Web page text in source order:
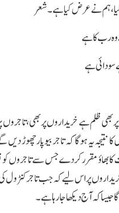
نے عرض کیا ہے۔شعر
رب کا ہے
ہے
پر بھی ظلم ہے خریداروں پر
یہ ہوگا کہ تاجر بیوپار
مقررکردے جس سے تاجروں کو
پر اس لیے کہ جب تاجر
آج دیکھا جارہا ہے۔